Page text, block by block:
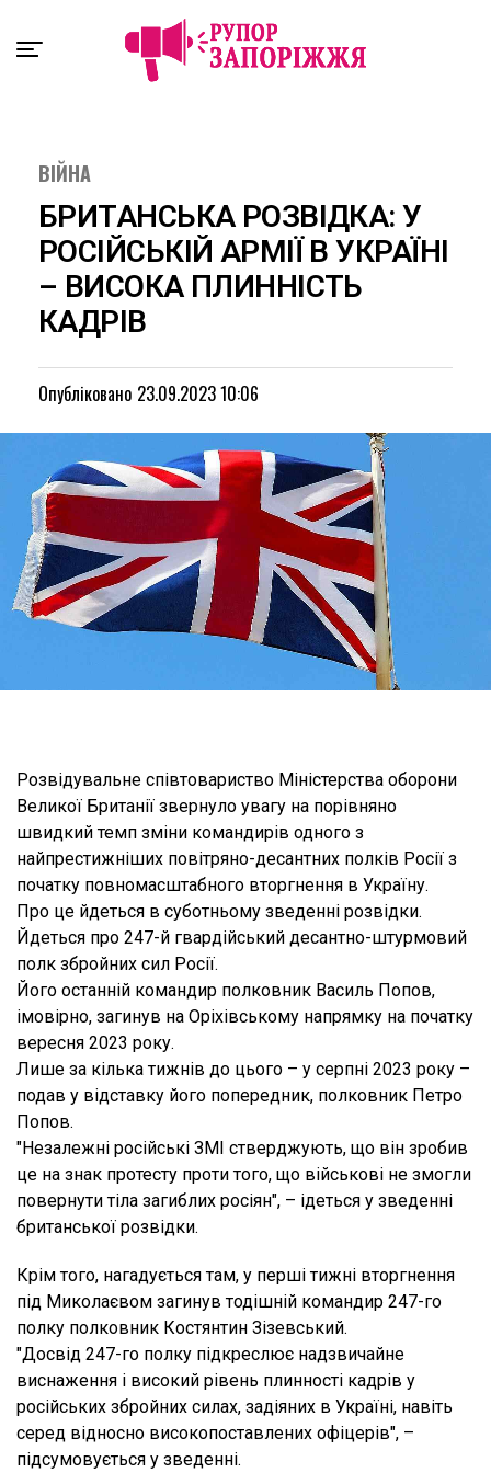
ВІЙНА
БРИТАНСЬКА РОЗВІДКА: У
РОСІЙСЬКІЙ АРМІЇ В УКРАЇНІ
– ВИСОКА ПЛИННІСТЬ
КАДРІВ
Опубліковано 23.09.2023 10:06
Розвідувальне співтовариство Міністерства оборони
Великої Британії звернуло увагу на порівняно
швидкий темп зміни командирів одного з
найпрестижніших повітряно-десантних полків Росії з
початку повномасштабного вторгнення в Україну.
Про це йдеться в суботньому зведенні розвідки.
Йдеться про 247-й гвардійський десантно-штурмовий
полк збройних сил Росії.
Його останній командир полковник Василь Попов,
імовірно, загинув на Оріхівському напрямку на початку
вересня 2023 року.
Лише за кілька тижнів до цього – у серпні 2023 року –
подав у відставку його попередник, полковник Петро
Попов.
"Незалежні російські ЗМІ стверджують, що він зробив
це на знак протесту проти того, що військові не змогли
повернути тіла загиблих росіян", – ідеться у зведенні
британської розвідки.
Крім того, нагадується там, у перші тижні вторгнення
під Миколаєвом загинув тодішній командир 247-го
полку полковник Костянтин Зізевський.
"Досвід 247-го полку підкреслює надзвичайне
виснаження і високий рівень плинності кадрів у
російських збройних силах, задіяних в Україні, навіть
серед відносно високопоставлених офіцерів", –
підсумовується у зведенні.
Exit mobile version